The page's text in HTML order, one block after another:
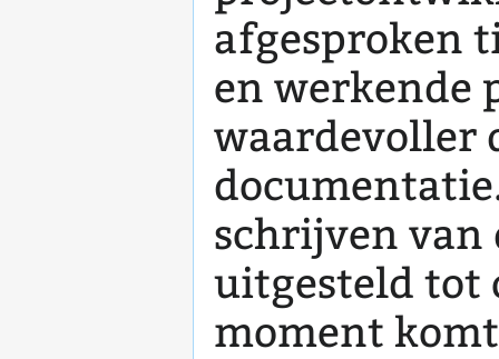
afgesproken
en werkende
waardevoller
schrijven van
uitgesteld tot
moment